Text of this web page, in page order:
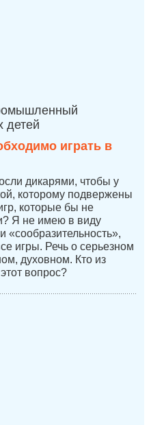
детей
играть в
дикарями, чтобы у
которому подвержены
которые бы не
Я не имею в виду
«сообразительность»,
игры. Речь о серьезном
духовном. Кто из
вопрос?